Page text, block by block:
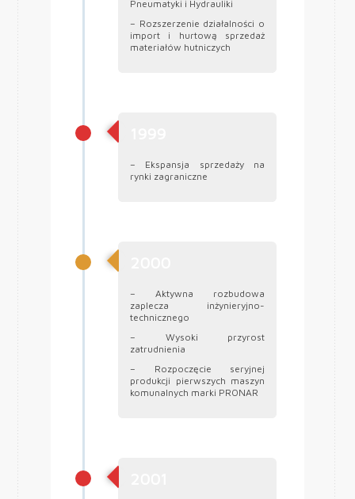
Pneumatyki i Hydrauliki
– Rozszerzenie działalności o
import i hurtową sprzedaż
materiałów hutniczych
– Ekspansja sprzedaży na
rynki zagraniczne
– Aktywna rozbudowa
zaplecza inżynieryjno-
technicznego
– Wysoki przyrost
zatrudnienia
– Rozpoczęcie seryjnej
produkcji pierwszych maszyn
komunalnych marki PRONAR